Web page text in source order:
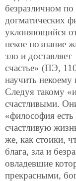
безразличном
догматических
уклоняющийся от
некое познание
зло и доставляет
счастье» (ПЭ,
научить
Следуя такому
счастливыми.
«философия
счастливую
же, как стоики,
блага, зла и
овладевшие
прекрасными,